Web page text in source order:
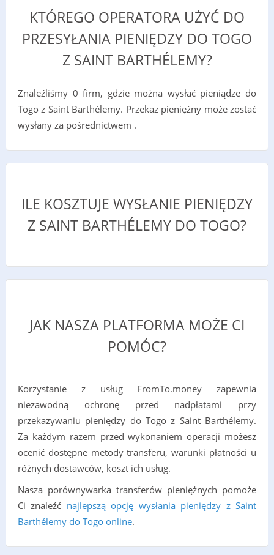
KTÓREGO OPERATORA UŻYĆ DO
PRZESYŁANIA PIENIĘDZY DO TOGO
Z SAINT BARTHÉLEMY?
Znaleźliśmy 0 firm, gdzie można wysłać pieniądze do
Togo z Saint Barthélemy. Przekaz pieniężny może zostać
wysłany za pośrednictwem .
ILE KOSZTUJE WYSŁANIE PIENIĘDZY
Z SAINT BARTHÉLEMY DO TOGO?
JAK NASZA PLATFORMA MOŻE CI
POMÓC?
Korzystanie z usług FromTo.money zapewnia
niezawodną ochronę przed nadpłatami przy
przekazywaniu pieniędzy do Togo z Saint Barthélemy.
Za każdym razem przed wykonaniem operacji możesz
ocenić dostępne metody transferu, warunki płatności u
różnych dostawców, koszt ich usług.
Nasza porównywarka transferów pieniężnych pomoże
Ci znaleźć najlepszą opcję wysłania pieniędzy z Saint
Barthélemy do Togo online.